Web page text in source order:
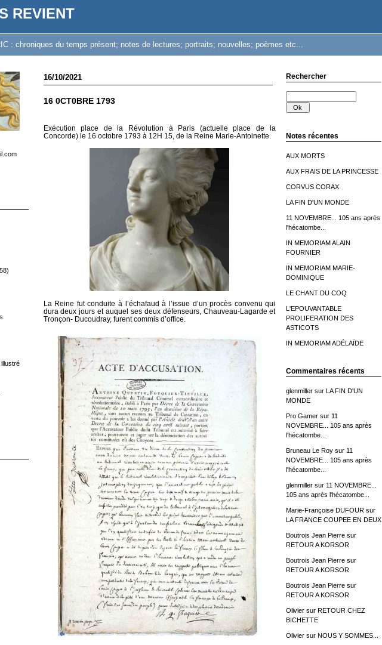
REVIENT
: chroniques du temps présent; notes de lectures; portraits; nouvelles; poèmes etc...
Rechercher
Notes récentes
AUX MORTS
AUX FRAIS DE LA PRINCESSE
CORVUS CORAX
LA FIN D'UN MONDE
11 NOVEMBRE... 105 ans après
l'hécatombe...
IN MEMORIAM ALAIN
FOURNIER
IN MEMORIAM MARIE-
DOMINIQUE
LE CHANT DU COQ
L'EPOUVANTABLE
PROLIFERATION DES
ASTICOTS
IN MEMORIAM ADÉLAÏDE
Commentaires récents
glenmillersur LA FIN D'UN
MONDE
Pro Gamersur 11
NOVEMBRE... 105 ans après
l'hécatombe...
Bruneau Le Roysur 11
NOVEMBRE... 105 ans après
l'hécatombe...
glenmillersur 11 NOVEMBRE...
105 ans après l'hécatombe...
Marie-Françoise DUFOURsur
LA FRANCE COUPEE EN DEUX
Boutrois Jean Pierresur
RETOUR A KORSOR
Boutrois Jean Pierresur
RETOUR A KORSOR
Boutrois Jean Pierresur
RETOUR A KORSOR
Oliviersur RETOUR CHEZ
BICHETTE
Oliviersur NOUS Y SOMMES...
16/10/2021
16 0CT0BRE 1793
Exécution place de la Révolution à Paris (actuelle place de la
Concorde) le 16 octobre 1793 à 12H 15, de la Reine Marie-Antoinette.
La Reine fut conduite à l’échafaud à l’issue d’un procès convenu qui
dura deux jours et auquel ses deux défenseurs, Chauveau-Lagarde et
Tronçon- Ducoudray, furent commis d’office.